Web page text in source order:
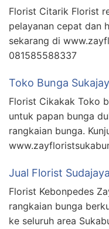
Florist Citarik Florist
pelayanan cepat dan
sekarang di
081585588337
Toko Bunga
Florist Cikakak Toko
untuk papan bunga
rangkaian bunga.
Jual Florist
Florist Kebonpedes
rangkaian bunga
ke seluruh area